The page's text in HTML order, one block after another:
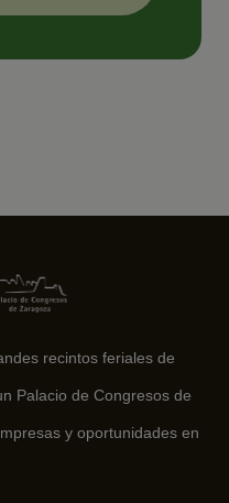
recintos feriales de
Palacio de Congresos de
y oportunidades en